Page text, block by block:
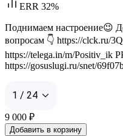
ERR 32%
Поднимаем настроение😉
вопросам 👇 https://clck.ru/
https://telega.in/m/Positiv_ik
https://gosuslugi.ru/snet/
1 / 24
9 000 ₽
Добавить в корзину